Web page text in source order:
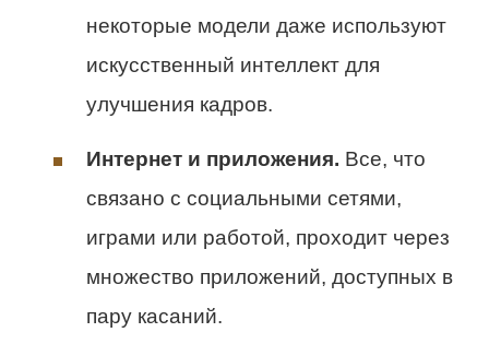
некоторые модели даже используют
искусственный интеллект для
улучшения кадров.
Интернет и приложения. Все, что
связано с социальными сетями,
играми или работой, проходит через
множество приложений, доступных в
пару касаний.